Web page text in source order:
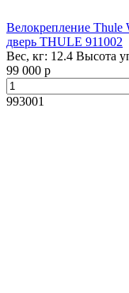
Велокрепление Thule
дверь THULE 911002
Вес, кг: 12.4 Высота
99 000 р
993001